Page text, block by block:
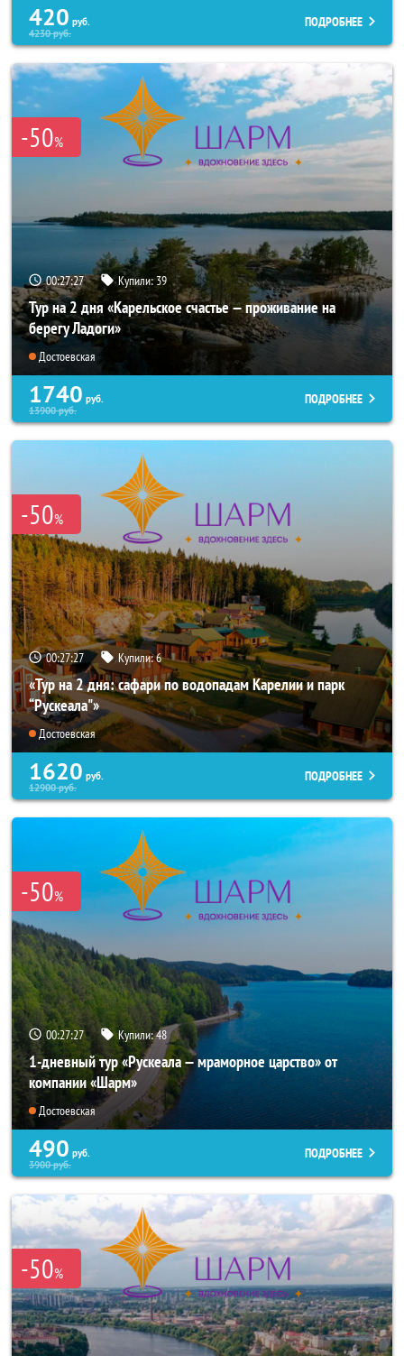
420 руб.
4230руб.
ПОДРОБНЕЕ
-50%
00:27:26 Купили:39
Тур на 2 дня «Карельское счастье — проживание на
берегу Ладоги»
Достоевская
1740 руб.
13900руб.
ПОДРОБНЕЕ
-50%
00:27:26 Купили:6
«Тур на 2 дня: сафари по водопадам Карелии и парк
“Рускеала"»
Достоевская
1620 руб.
12900руб.
ПОДРОБНЕЕ
-50%
00:27:26 Купили:48
1-дневный тур «Рускеала — мраморное царство» от
компании «Шарм»
Достоевская
490 руб.
3900руб.
ПОДРОБНЕЕ
-50%